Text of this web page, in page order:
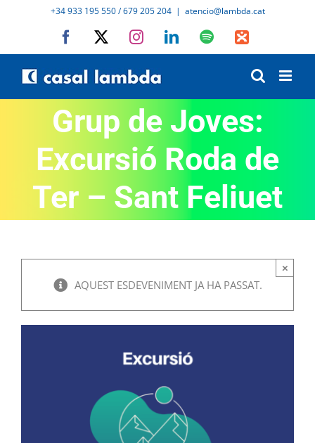
+34 933 195 550 / 679 205 204 | atencio@lambda.cat
Facebook InstagramLinkedInSpotifyIVoox
Grup de Joves:
Excursió Roda de
Ter – Sant Feliuet
AQUEST ESDEVENIMENT JA HA PASSAT.
×